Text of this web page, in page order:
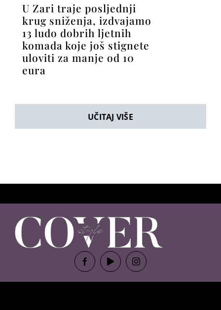
U Zari traje posljednji
krug sniženja, izdvajamo
13 ludo dobrih ljetnih
komada koje još stignete
uloviti za manje od 10
eura
UČITAJ VIŠE